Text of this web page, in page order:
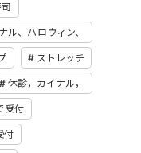
ル、ハロウィン、
ストレッチ
休診，カイナル，
受付
付